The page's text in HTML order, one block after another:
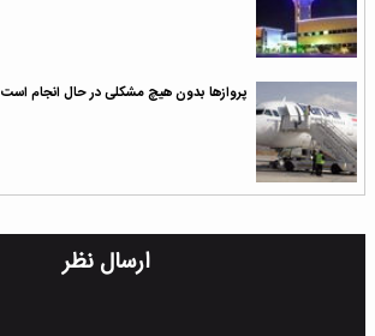
پروازها بدون هیچ مشکلی در حال انجام است
ارسال نظر